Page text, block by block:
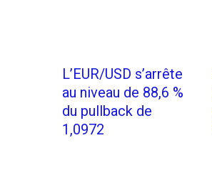
L’EUR/USD s’arrête
au niveau de 88,6 %
du pullback de
1,0972